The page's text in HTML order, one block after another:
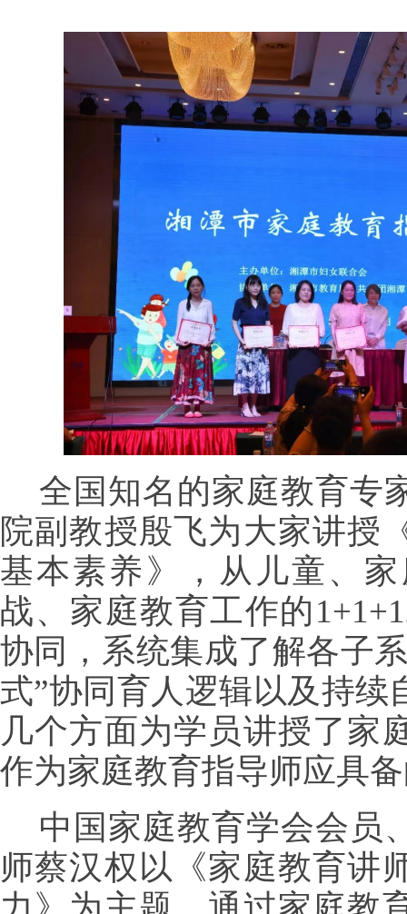
全国知名的家庭教育专
院副教授殷飞为大家讲授
基本素养》，从儿童、
战、家庭教育工作的
协同，系统集成了解各子
式”协同育人逻辑以及持
几个方面为学员讲授了家
作为家庭教育指导师应具
中国家庭教育学会会员
师蔡汉权以《家庭教育讲